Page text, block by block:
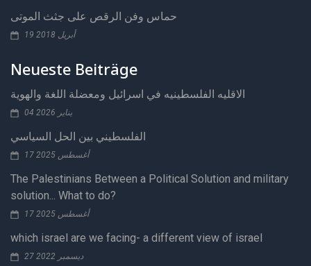
حماس وفن الرقص على جثث الموتى
19 أبريل 2018
Neueste Beiträge
الاقليه الفلسطينيه في اسرائيل ومعضلة اللغة والهوية
04 يناير 2026
الفلسطيني بين الحل السياسي
17 أغسطس 2025
The Palestinians Between a Political Solution and military
solution... What to do?
17 أغسطس 2025
which israel are we facing- a different view of israel
27 ديسمبر 2022